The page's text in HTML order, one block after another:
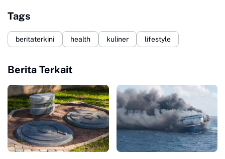
Tags
beritaterkini health kuliner lifestyle
Berita Terkait